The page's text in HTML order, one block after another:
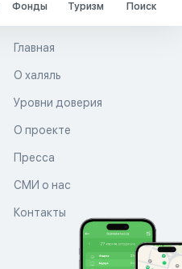
Фонды Туризм Поиск
Главная
О халяль
Уровни доверия
О проекте
Пресса
СМИ о нас
Контакты